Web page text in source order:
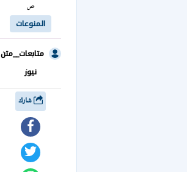
ص
المنوعات
متابعات__متن
نيوز